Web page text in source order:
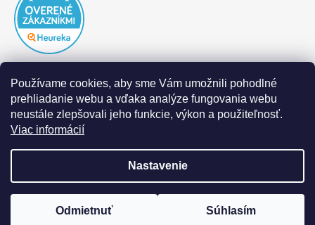
Používame cookies, aby sme Vám umožnili pohodlné
prehliadanie webu a vďaka analýze fungovania webu
neustále zlepšovali jeho funkcie, výkon a použiteľnosť.
Viac informácií
Nastavenie
Odmietnuť Súhlasím
|Realizoval Appgrade
Copyright 2026
. Všetky práva